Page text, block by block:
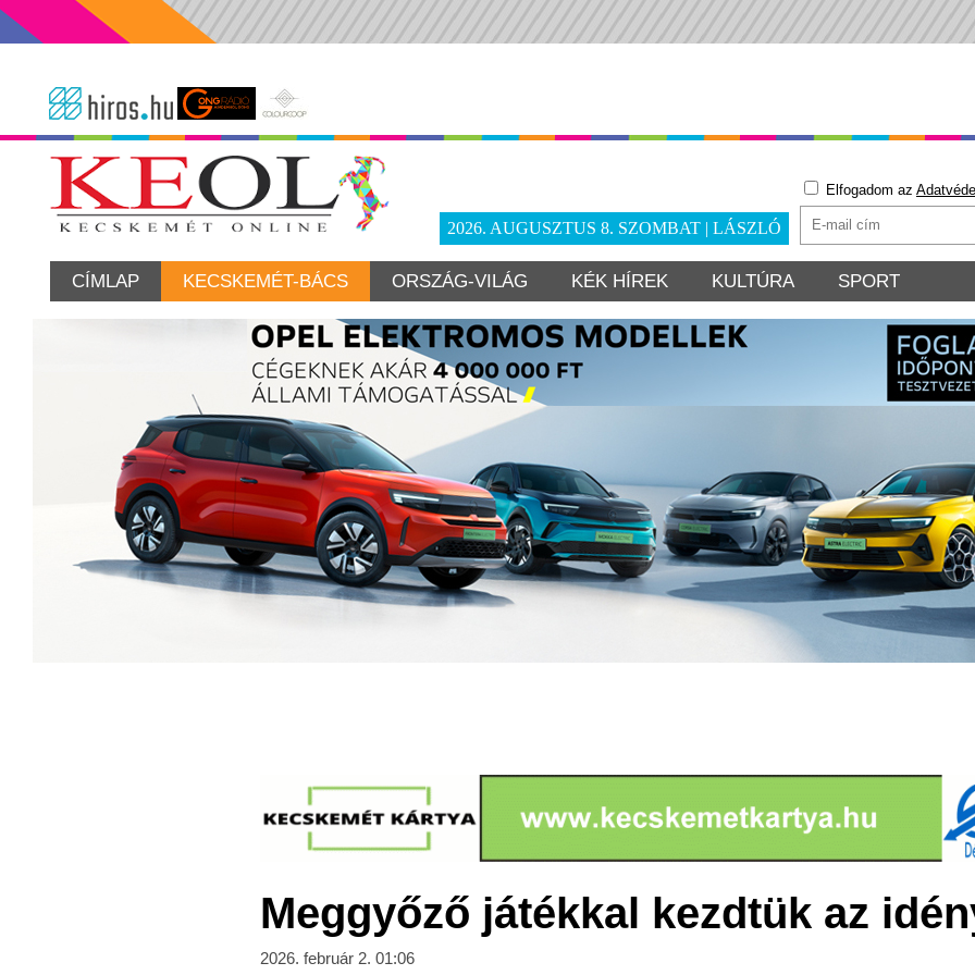
2026. AUGUSZTUS 8. SZOMBAT | LÁSZLÓ
Elfogadom az
CÍMLAP KECSKEMÉT-BÁCS ORSZÁG-VILÁG KÉK HÍREK KULTÚRA SPORT
Meggyőző játékkal kezdtük az
2026. február 2. 01:06